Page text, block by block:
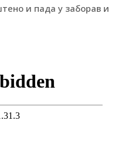
и пада у заборав и